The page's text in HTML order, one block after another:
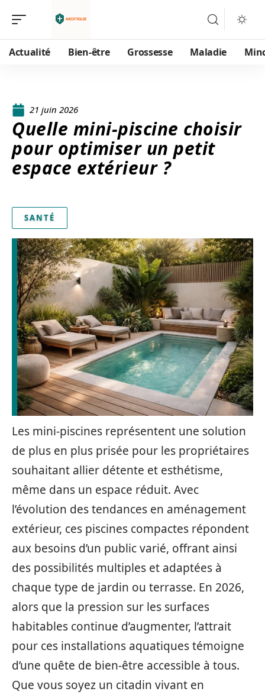
Actualité Bien-être Grossesse Maladie
21 juin 2026
Quelle mini-piscine choisir
pour optimiser un petit
espace extérieur ?
SANTÉ
Les mini-piscines représentent une solution
de plus en plus prisée pour les propriétaires
souhaitant allier détente et esthétisme,
même dans un espace réduit. Avec
l’évolution des tendances en aménagement
extérieur, ces piscines compactes répondent
aux besoins d’un public varié, offrant ainsi
des possibilités multiples et adaptées à
chaque type de jardin ou terrasse. En 2026,
alors que la pression sur les surfaces
habitables continue d’augmenter, l’attrait
pour ces installations aquatiques témoigne
d’une quête de bien-être accessible à tous.
Que vous soyez un citadin vivant en